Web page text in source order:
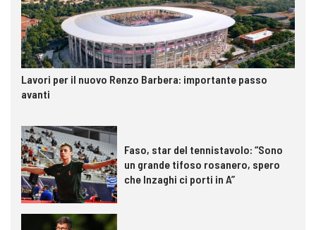
Lavori per il nuovo Renzo Barbera: importante passo
avanti
Faso, star del tennistavolo: “Sono
un grande tifoso rosanero, spero
che Inzaghi ci porti in A”